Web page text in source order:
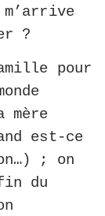
?
pour
mère
est-ce
; on
du